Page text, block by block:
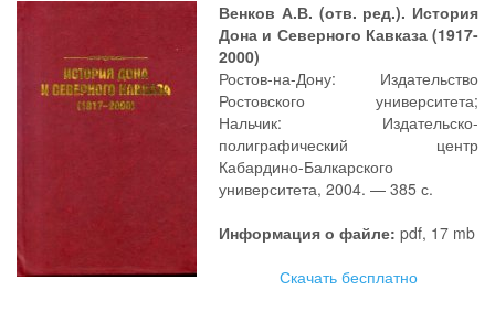
Венков А.В. (отв. ред.). История
Дона и Северного Кавказа (1917-
2000)
Ростов-на-Дону: Издательство
Ростовского университета;
Нальчик: Издательско-
полиграфический центр
Кабардино-Балкарского
университета, 2004. — 385 с.
Информация о файле: pdf, 17 mb
Скачать бесплатно